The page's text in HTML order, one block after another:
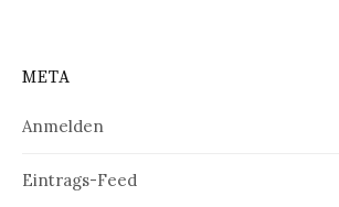
META
Anmelden
Eintrags-Feed